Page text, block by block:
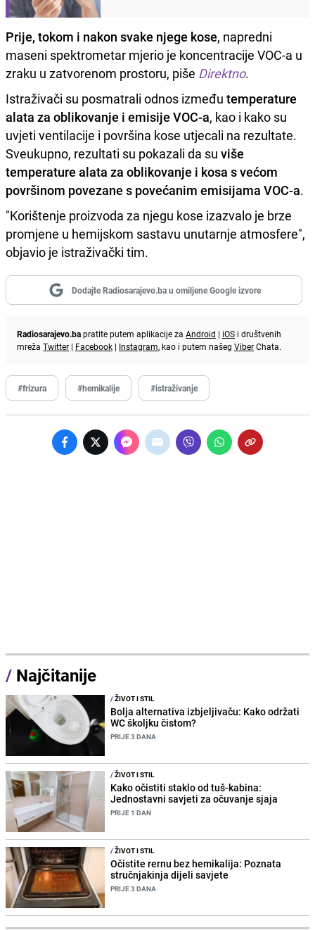
Prije, tokom i nakon svake njege kose, napredni
maseni spektrometar mjerio je koncentracije VOC-a u
zraku u zatvorenom prostoru, piše Direktno.
Istraživači su posmatrali odnos između temperature
alata za oblikovanje i emisije VOC-a, kao i kako su
uvjeti ventilacije i površina kose utjecali na rezultate.
Sveukupno, rezultati su pokazali da su više
temperature alata za oblikovanje i kosa s većom
površinom povezane s povećanim emisijama VOC-a.
"Korištenje proizvoda za njegu kose izazvalo je brze
promjene u hemijskom sastavu unutarnje atmosfere",
objavio je istraživački tim.
Dodajte Radiosarajevo.ba u omiljene Google izvore
Radiosarajevo.bapratite putem aplikacije za Android | iOS i društvenih
mreža Twitter | Facebook | Instagram, kao i putem našeg ViberChata.
#frizura #hemikalije #istraživanje
/ Najčitanije
/ŽIVOT I STIL
Bolja alternativa izbjeljivaču: Kako održati
WC školjku čistom?
PRIJE 3 DANA
/ŽIVOT I STIL
Kako očistiti staklo od tuš-kabina:
Jednostavni savjeti za očuvanje sjaja
PRIJE 1 DAN
/ŽIVOT I STIL
Očistite rernu bez hemikalija: Poznata
stručnjakinja dijeli savjete
PRIJE 3 DANA